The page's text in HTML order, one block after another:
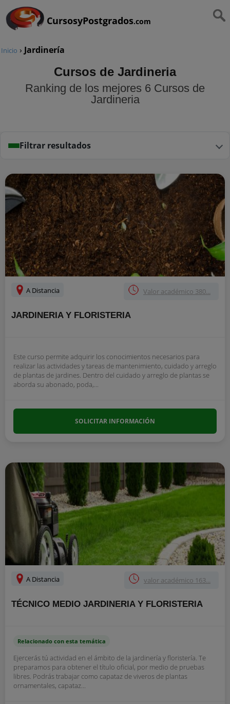
CursosyPostgrados.com
Inicio › Jardinería
Cursos de Jardineria
Ranking de los mejores 6 Cursos de
Jardineria
Filtrar resultados
A Distancia Valor académico 380...
JARDINERIA Y FLORISTERIA
Este curso permite adquirir los conocimientos necesarios para
realizar las actividades y tareas de mantenimiento, cuidado y arreglo
de plantas de jardines. Dentro del cuidado y arreglo de plantas se
aborda su abonado, poda,...
SOLICITAR INFORMACIÓN
A Distancia valor académico 163...
TÉCNICO MEDIO JARDINERIA Y FLORISTERIA
Relacionado con esta temática
Ejercerás tú actividad en el ámbito de la jardinería y floristería. Te
preparamos para obtener el título oficial, por medio de pruebas
libres. Podrás trabajar como capataz de viveros de plantas
ornamentales, capataz...